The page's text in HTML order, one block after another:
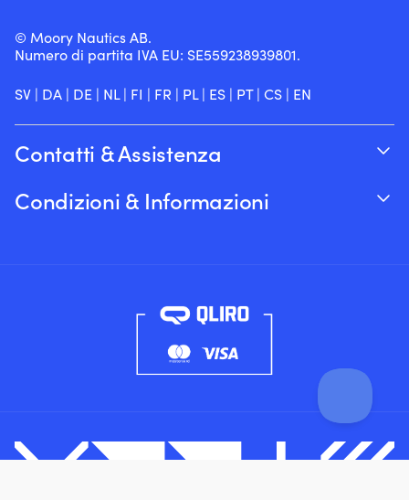
© Moory Nautics AB.
Numero di partita IVA EU: SE559238939801.
SV | DA | DE | NL| FI | FR | PL| ES | PT| CS | EN
Contatti & Assistenza
Inviaci un’e-mail a info@moory.it
Condizioni & Informazioni
Termini e Condizioni di Vendita
Politica sulla privacy